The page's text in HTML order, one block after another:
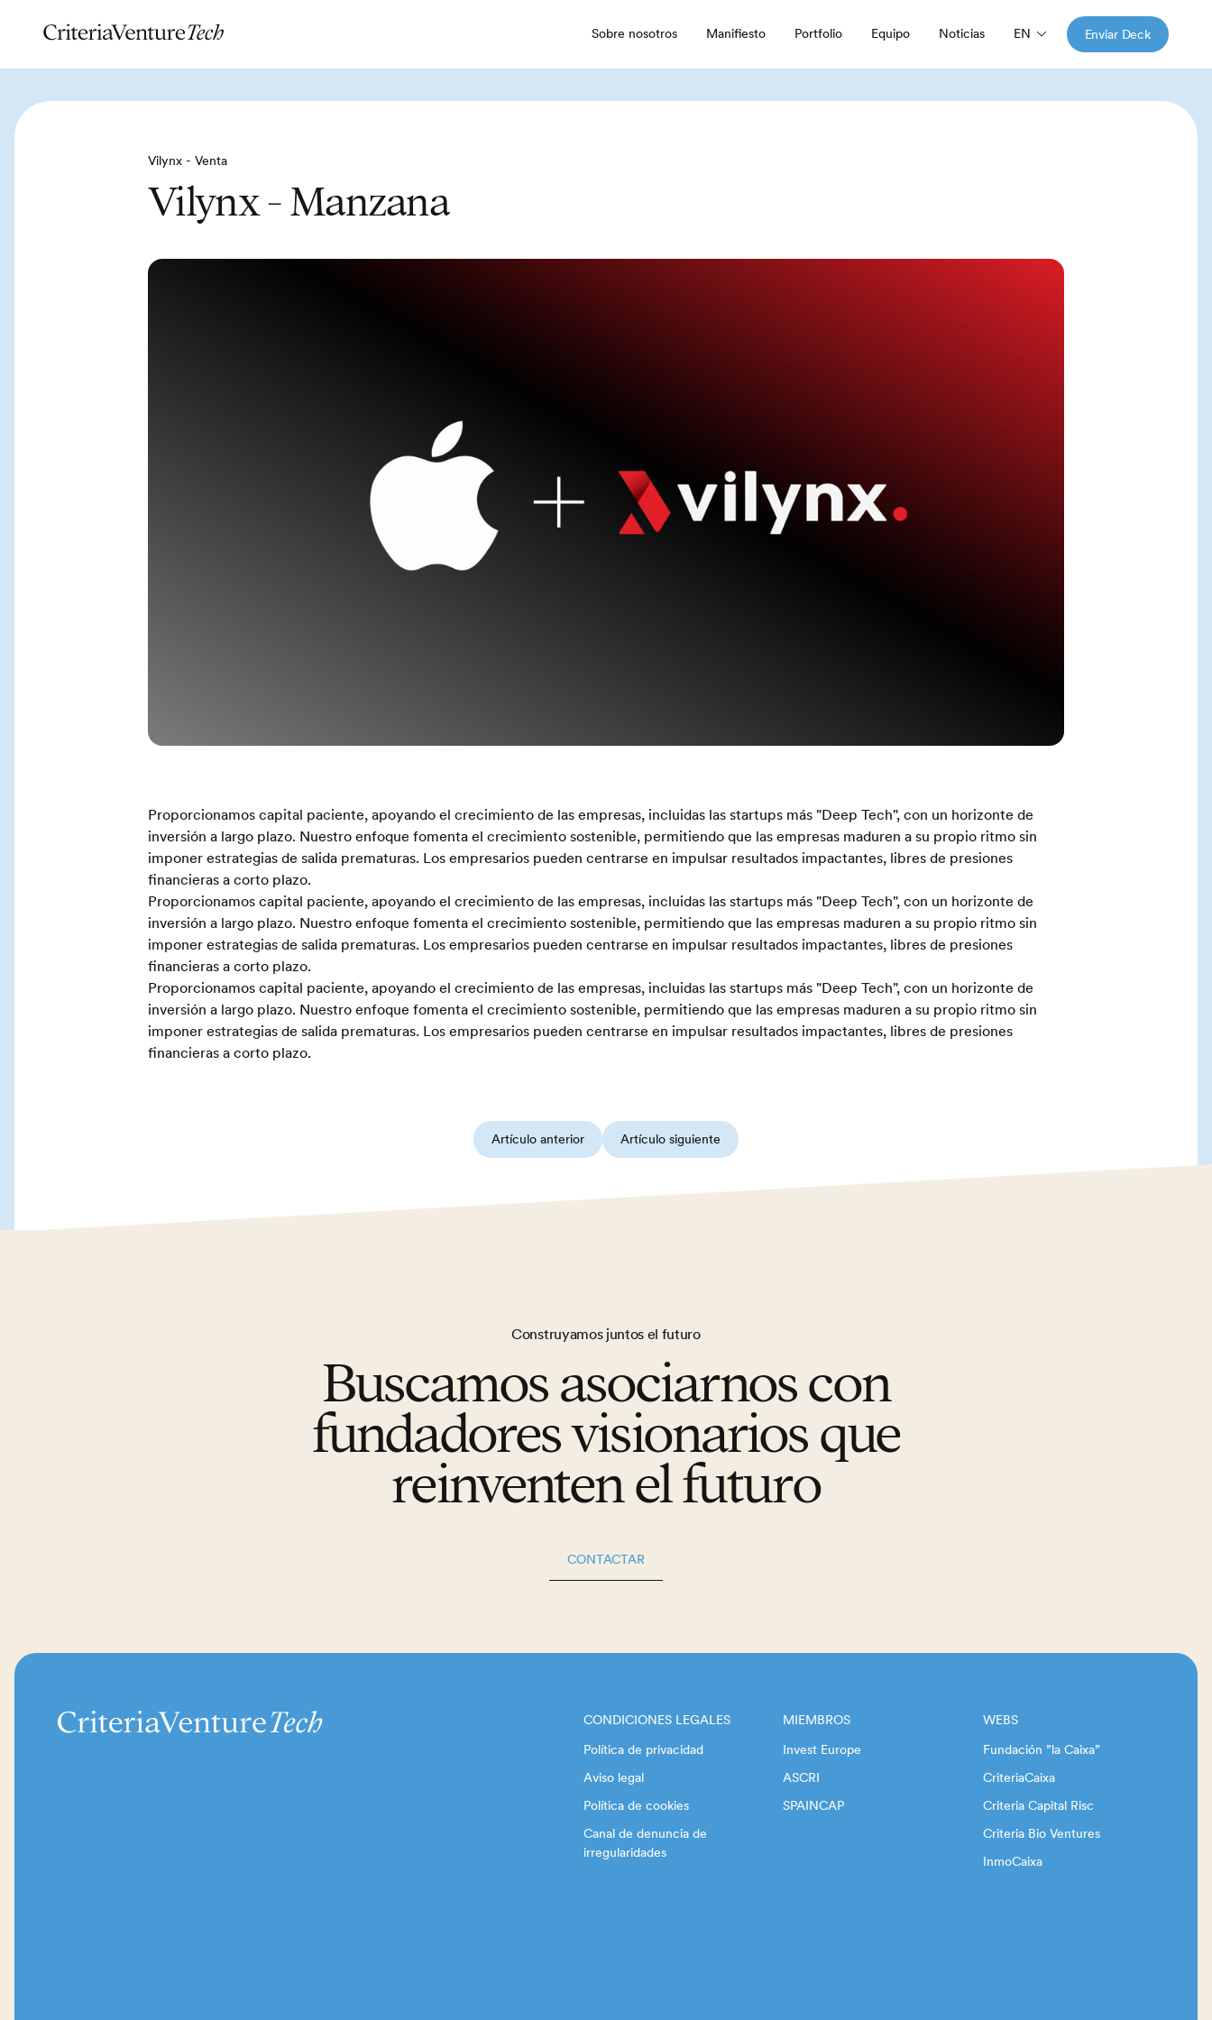
Sobre nosotros Manifiesto Portfolio Equipo Noticias EN Enviar Deck
Vilynx - Venta
Vilynx - Manzana
Proporcionamos capital paciente, apoyando el crecimiento de las empresas, incluidas las startups más "Deep Tech", con un horizonte de
inversión a largo plazo. Nuestro enfoque fomenta el crecimiento sostenible, permitiendo que las empresas maduren a su propio ritmo sin
imponer estrategias de salida prematuras. Los empresarios pueden centrarse en impulsar resultados impactantes, libres de presiones
financieras a corto plazo.
Proporcionamos capital paciente, apoyando el crecimiento de las empresas, incluidas las startups más "Deep Tech", con un horizonte de
inversión a largo plazo. Nuestro enfoque fomenta el crecimiento sostenible, permitiendo que las empresas maduren a su propio ritmo sin
imponer estrategias de salida prematuras. Los empresarios pueden centrarse en impulsar resultados impactantes, libres de presiones
financieras a corto plazo.
Proporcionamos capital paciente, apoyando el crecimiento de las empresas, incluidas las startups más "Deep Tech", con un horizonte de
inversión a largo plazo. Nuestro enfoque fomenta el crecimiento sostenible, permitiendo que las empresas maduren a su propio ritmo sin
imponer estrategias de salida prematuras. Los empresarios pueden centrarse en impulsar resultados impactantes, libres de presiones
financieras a corto plazo.
Artículo anterior Artículo siguiente
Construyamos juntos el futuro
Buscamos asociarnos con
fundadores visionarios que
reinventen el futuro
CONTACTAR
CONDICIONES LEGALES
Política de privacidad
Aviso legal
Política de cookies
Canal de denuncia de
irregularidades
MIEMBROS
Invest Europe
ASCRI
SPAINCAP
WEBS
Fundación ”la Caixa”
CriteriaCaixa
Criteria Capital Risc
Criteria Bio Ventures
InmoCaixa